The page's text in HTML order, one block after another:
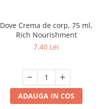
Dove Crema de corp, 75 ml,
Rich Nourishment
7,40 Lei
ADAUGA IN COS